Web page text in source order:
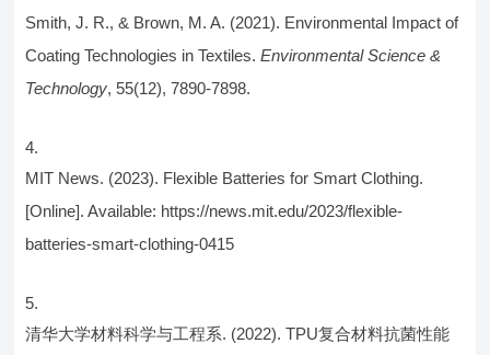
Smith, J. R., & Brown, M. A. (2021). Environmental Impact of
Coating Technologies in Textiles.Environmental Science &
Technology, 55(12), 7890-7898.
MIT News. (2023). Flexible Batteries for Smart Clothing.
[Online]. Available: https://news.mit.edu/2023/flexible-
batteries-smart-clothing-0415
清华大学材料科学与工程系. (2022). TPU复合材料抗菌性能